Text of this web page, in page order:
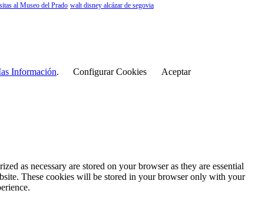
al Museo del Prado walt disney alcázar de segovia
Información. Configurar Cookies
Aceptar
as necessary are stored on your browser as they are essential
These cookies will be stored in your browser only with your